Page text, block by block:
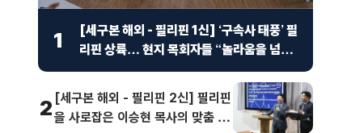
1
[세구본 해외 - 필리핀 1신] ‘구속사 태풍’ 필
리핀 상륙… 현지 목회자들 “놀라움을 넘어
선 충격”
2 [세구본 해외 - 필리핀 2신] 필리핀
을 사로잡은 이승현 목사의 맞춤 강